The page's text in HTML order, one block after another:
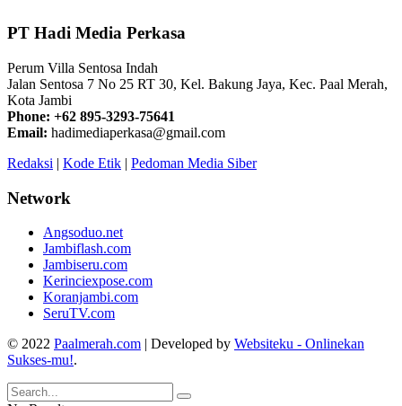
PT Hadi Media Perkasa
Perum Villa Sentosa Indah
Jalan Sentosa 7 No 25 RT 30, Kel. Bakung Jaya, Kec. Paal Merah,
Kota Jambi
Phone: +62 895-3293-75641
Email: hadimediaperkasa@gmail.com
Redaksi | Kode Etik | Pedoman Media Siber
Network
Angsoduo.net
Jambiflash.com
Jambiseru.com
Kerinciexpose.com
Koranjambi.com
SeruTV.com
© 2022 Paalmerah.com | Developed by Websiteku - Onlinekan
Sukses-mu!.